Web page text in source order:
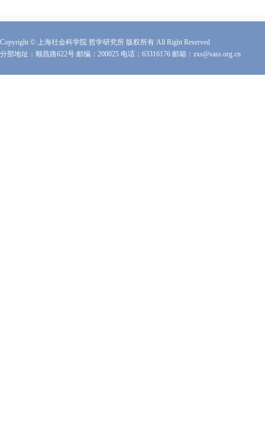
Copyright © 上海社会科学院 哲学研究所 版权所有 All Right Reserved
分部地址：顺昌路622号 邮编：200025 电话：63316176 邮箱：zxs@sass.org.cn